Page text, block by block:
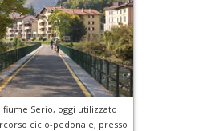
fiume Serio, oggi utilizzato
ciclo-pedonale, presso